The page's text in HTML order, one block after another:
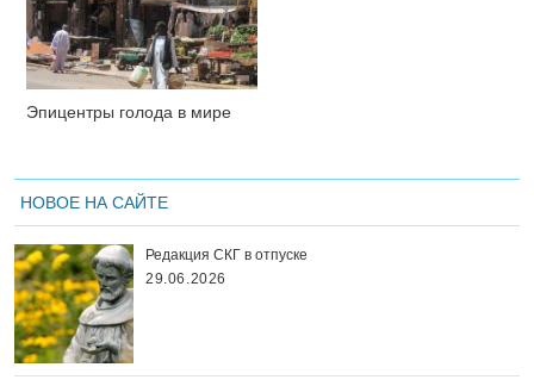
Эпицентры голода в мире
НОВОЕ НА САЙТЕ
Редакция СКГ в отпуске
29.06.2026